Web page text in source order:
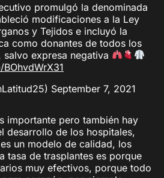
promulgó la denominada
modificaciones a la Ley
y Tejidos e incluyó la
como donantes de todos los
salvo expresa negativa
September 7, 2021
importante pero también hay
desarrollo de los hospitales,
un modelo de calidad, los
tasa de trasplantes es porque
muy efectivos, porque todo